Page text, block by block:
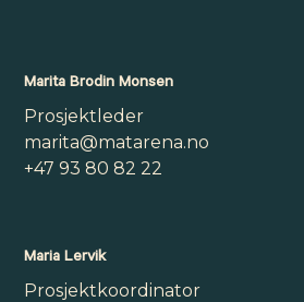
Marita Brodin Monsen
Prosjektleder
marita@matarena.no
+47 93 80 82 22
Maria Lervik
Prosjektkoordinator